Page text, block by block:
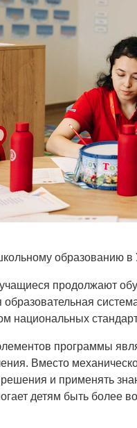
образованию в
учащиеся продолжают
образовательная
национальных
программы
Вместо
и применять
детям быть более